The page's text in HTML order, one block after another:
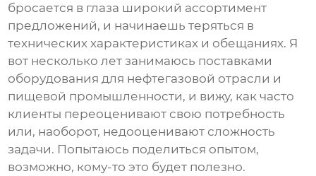
бросается в глаза широкий ассортимент
предложений, и начинаешь теряться в
технических характеристиках и обещаниях. Я
вот несколько лет занимаюсь поставками
оборудования для нефтегазовой отрасли и
пищевой промышленности, и вижу, как часто
клиенты переоценивают свою потребность
или, наоборот, недооценивают сложность
задачи. Попытаюсь поделиться опытом,
возможно, кому-то это будет полезно.